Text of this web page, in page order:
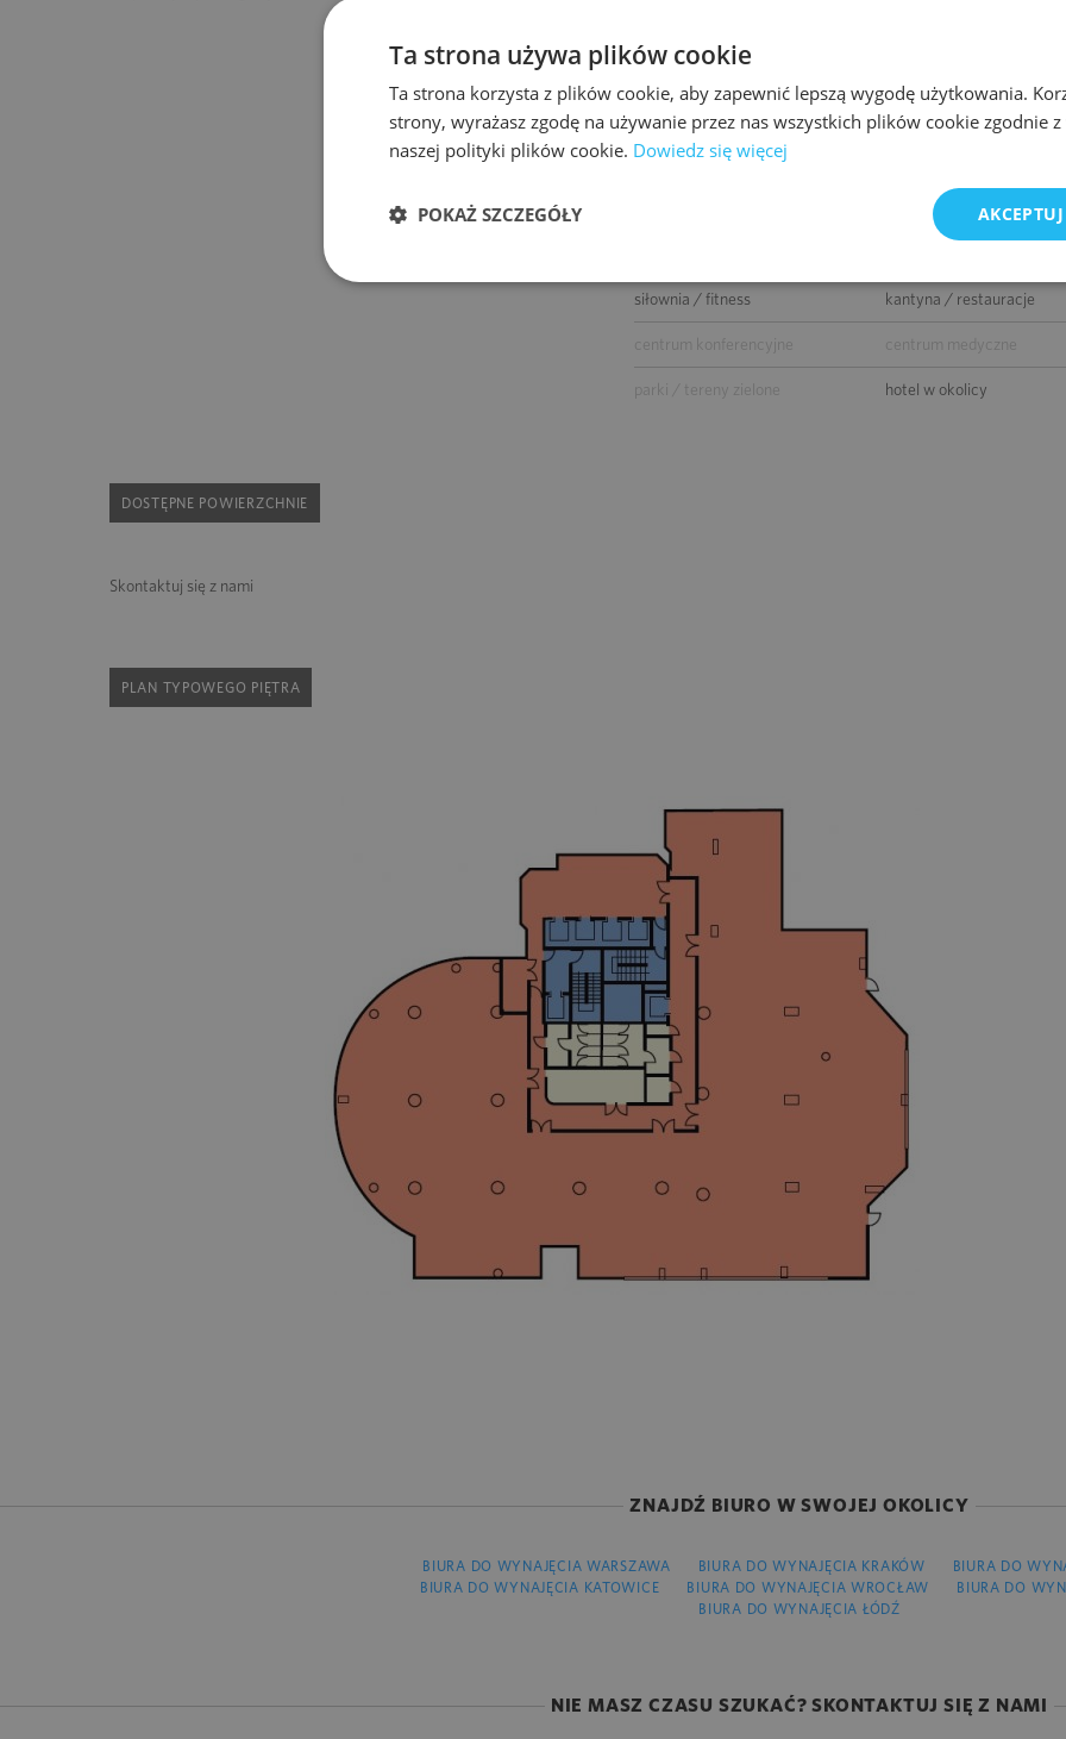
paczkomat parking dla gości
parking dla rowerów
przedszkole
siłownia / fitness kantyna / restauracje
centrum konferencyjne centrum medyczne
parki / tereny zielone hotel w okolicy
DOSTĘPNE POWIERZCHNIE
Skontaktuj się z nami
PLAN TYPOWEGO PIĘTRA
ZNAJDŹ BIURO W SWOJEJ OKOLICY
BIURA DO WYNAJĘCIA WARSZAWA BIURA DO WYNAJĘCIA KRAKÓW
BIURA DO
BIURA DO WYNAJĘCIA KATOWICE
BIURA DO WYNAJĘCIA WROCŁAW
BIURA DO
BIURA DO WYNAJĘCIA ŁÓDŹ
NIE MASZ CZASU SZUKAĆ? SKONTAKTUJ SIĘ Z NAMI
Ta strona używa plików cookie
Ta strona korzysta z plików cookie, aby zapewnić lepszą wygodę użytkowania.
strony, wyrażasz zgodę na używanie przez nas wszystkich plików cookie zgodnie
naszej polityki plików cookie. Dowiedz się więcej
POKAŻ SZCZEGÓŁY